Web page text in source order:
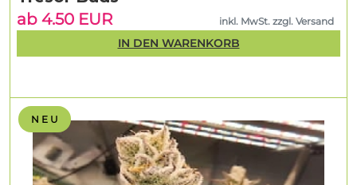
N E U
ab 4.50 EUR
inkl. MwSt. zzgl. Versand
IN DEN WARENKORB